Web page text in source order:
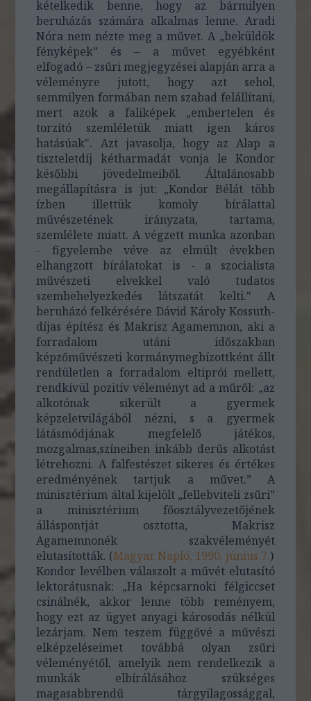
kételkedik benne, hogy az bármilyen
beruházás számára alkalmas lenne. Aradi
Nóra nem nézte meg a művet. A „beküldök
fényképek” és – a művet egyébként
elfogadó – zsűri megjegyzései alapján arra a
véleményre jutott, hogy azt sehol,
semmilyen formában nem szabad felállítani,
mert azok a faliképek „embertelen és
torzító szemléletük miatt igen káros
hatásúak". Azt javasolja, hogy az Alap a
tiszteletdíj kétharmadát vonja le Kondor
későbbi jövedelmeiből. Általánosabb
megállapításra is jut: „Kondor Bélát több
ízben illettük komoly bírálattal
művészetének irányzata, tartama,
szemlélete miatt. A végzett munka azonban
- figyelembe véve az elmúlt években
elhangzott bírálatokat is - a szocialista
művészeti elvekkel való tudatos
szembehelyezkedés látszatát kelti." A
beruházó felkérésére Dávid Károly Kossuth-
díjas építész és Makrisz Agamemnon, aki a
forradalom utáni időszakban
képzőművészeti kormánymegbízottként állt
rendületlen a forradalom eltiprói mellett,
rendkívül pozitív véleményt ad a műről: „az
alkotónak sikerült a gyermek
képzeletvilágából nézni, s a gyermek
látásmódjának megfelelő játékos,
mozgalmas,színeiben inkább derűs alkotást
létrehozni. A falfestészet sikeres és értékes
eredményének tartjuk a művet.” A
minisztérium által kijelölt „fellebviteli zsűri”
a minisztérium főosztályvezetőjének
álláspontját osztotta, Makrisz
Agamemnonék szakvéleményét
elutasították. (Magyar Napló, 1990. június 7.)
Kondor levélben válaszolt a művét elutasító
lektorátusnak: „Ha képcsarnoki félgiccset
csinálnék, akkor lenne több reményem,
hogy ezt az ügyet anyagi károsodás nélkül
lezárjam. Nem teszem függővé a művészi
elképzeléseimet továbbá olyan zsűri
véleményétől, amelyik nem rendelkezik a
munkák elbírálásához szükséges
magasabbrendű tárgyilagossággal,